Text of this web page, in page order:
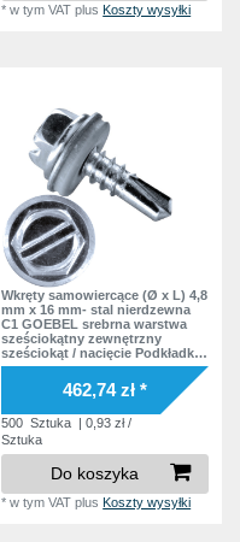
*w tym VAT plusKoszty wysyłki
Wkręty samowiercące (Ø x L) 4,8
mm x 16 mm- stal nierdzewna
C1 GOEBEL srebrna warstwa
sześciokątny zewnętrzny
sześciokąt / nacięcie Podkładka
EPDM DIN7504 L Norma
zakładowa462,74 zł *
500 Sztuka | 0,93 zł /
Sztuka
Do koszyka
*w tym VAT plusKoszty wysyłki